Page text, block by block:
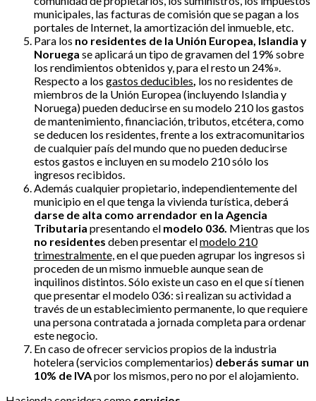
municipales, las facturas de comisión que se pagan a los
portales de Internet, la amortización del inmueble, etc.
Para los no residentes de la Unión Europea, Islandia y
Noruega se aplicará un tipo de gravamen del 19% sobre
los rendimientos obtenidos y, para el resto un 24%».
Respecto a los gastos deducibles, los no residentes de
miembros de la Unión Europea (incluyendo Islandia y
Noruega) pueden deducirse en su modelo 210 los gastos
de mantenimiento, financiación, tributos, etcétera, como
se deducen los residentes, frente a los extracomunitarios
de cualquier país del mundo que no pueden deducirse
estos gastos e incluyen en su modelo 210 sólo los
ingresos recibidos.
Además cualquier propietario, independientemente del
municipio en el que tenga la vivienda turística, deberá
darse de alta como arrendador en la Agencia
Tributaria presentando el modelo 036. Mientras que los
no residentes deben presentar elmodelo 210
trimestralmente,en el que pueden agrupar los ingresos si
proceden de un mismo inmueble aunque sean de
inquilinos distintos. Sólo existe un caso en el que sí tienen
que presentar el modelo 036: si realizan su actividad a
través de un establecimiento permanente, lo que requiere
una persona contratada a jornada completa para ordenar
este negocio.
En caso de ofrecer servicios propios de la industria
hotelera (servicios complementarios) deberás sumar un
10% de IVApor los mismos, pero no por el alojamiento.